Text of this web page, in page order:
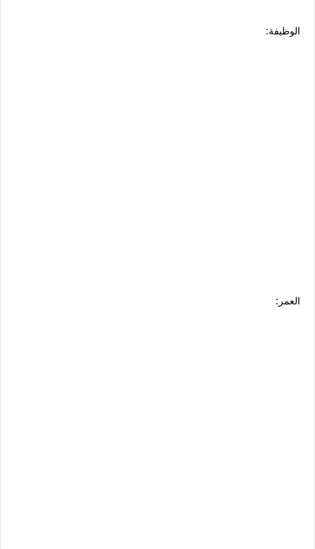
الوظيفة:
العمر: